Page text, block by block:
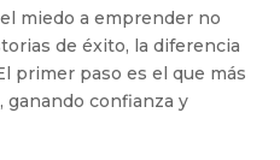
miedo a emprender no
de éxito, la diferencia
primer paso es el que más
ganando confianza y